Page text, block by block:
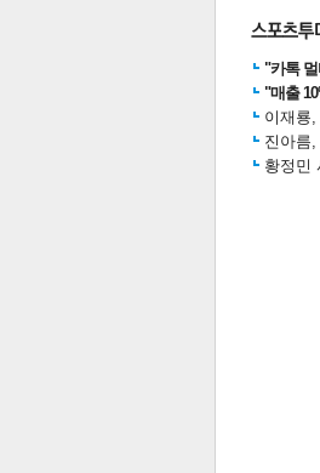
인
"카톡 멀
"매출
이재룡
진아름
황정민